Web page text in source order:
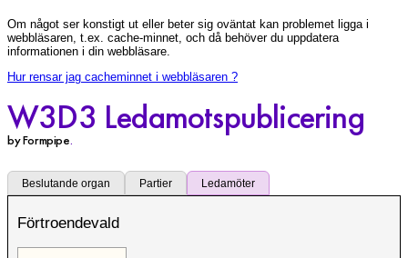
Om något ser konstigt ut eller beter sig oväntat kan problemet ligga i
webbläsaren, t.ex. cache-minnet, och då behöver du uppdatera
informationen i din webbläsare.
Hur rensar jag cacheminnet i webbläsaren ?
W3D3 Ledamotspublicering
by Formpipe.
Beslutande organ Partier Ledamöter
Förtroendevald